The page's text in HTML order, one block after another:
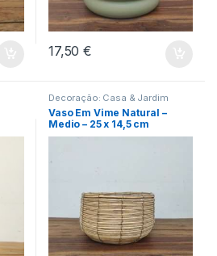
17,50€
Decoração: Casa & Jardim
Vaso Em Vime Natural –
Medio – 25 x 14,5 cm